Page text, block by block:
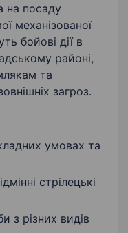
на посаду
механізованої
бойові дії в
районі,
та
загроз.
умовах та
стрілецькі
з різних видів